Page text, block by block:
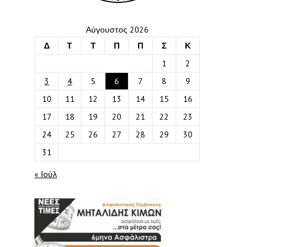
Αύγουστος 2026
Δ
Τ Τ Π Π Σ
Κ
1
2
3
4 5 6 7 8
9
10
11 12 13 14 15
16
17
18 19 20 21 22
23
24
25 26 27 28 29
30
31
« Ιούλ